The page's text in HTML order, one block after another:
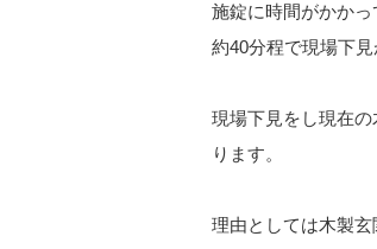
施錠に時間がかかっ
約40分程で現場下見
現場下見をし現在
ります。
理由としては木製